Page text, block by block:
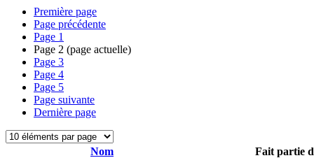
Première page
Page précédente
Page 1
Page 2 (page actuelle)
Page 3
Page 4
Page 5
Page suivante
Dernière page
Nom
Fait partie